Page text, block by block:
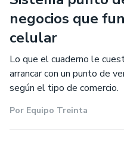
negocios que
celular
Lo que el cuaderno le
arrancar con un punto de
según el tipo de comercio.
Por Equipo Treinta